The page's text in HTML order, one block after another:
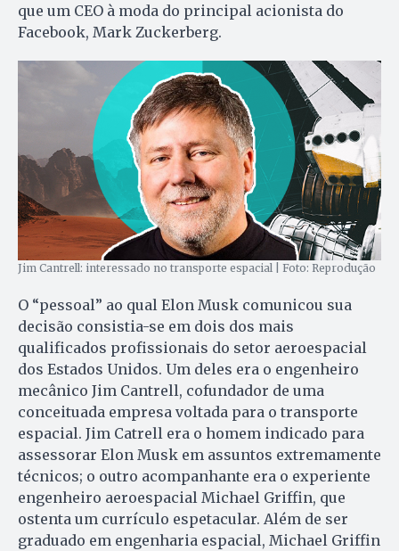
que um CEO à moda do principal acionista do
Facebook, Mark Zuckerberg.
Jim Cantrell: interessado no transporte espacial | Foto: Reprodução
O “pessoal” ao qual Elon Musk comunicou sua
decisão consistia-se em dois dos mais
qualificados profissionais do setor aeroespacial
dos Estados Unidos. Um deles era o engenheiro
mecânico Jim Cantrell, cofundador de uma
conceituada empresa voltada para o transporte
espacial. Jim Catrell era o homem indicado para
assessorar Elon Musk em assuntos extremamente
técnicos; o outro acompanhante era o experiente
engenheiro aeroespacial Michael Griffin, que
ostenta um currículo espetacular. Além de ser
graduado em engenharia espacial, Michael Griffin